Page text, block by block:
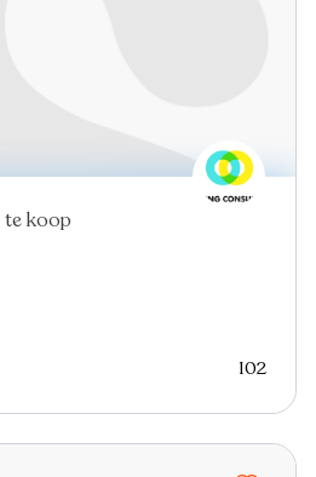
koop
102